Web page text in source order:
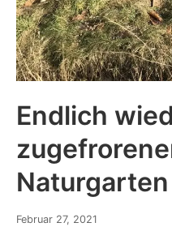
Endlich
Naturgarten
Februar 27, 2021